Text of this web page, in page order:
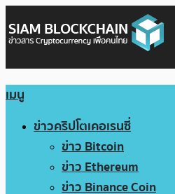
เมนู
ข่าวคริปโตเคอเรนซี่
ข่าว Bitcoin
ข่าว Ethereum
ข่าว Binance Coin